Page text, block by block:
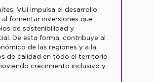
VUI impulsa el desarrollo
fomentar inversiones que
de sostenibilidad y
De esta forma, contribuye al
de las regiones y a la
de calidad en todo el territorio
crecimiento inclusivo y